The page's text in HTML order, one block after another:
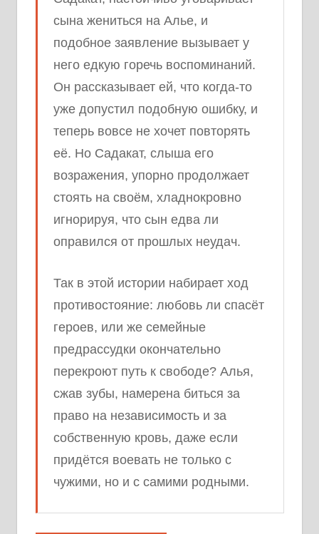
сына жениться на Алье, и
подобное заявление вызывает у
него едкую горечь воспоминаний.
Он рассказывает ей, что когда-то
уже допустил подобную ошибку, и
теперь вовсе не хочет повторять
её. Но Садакат, слыша его
возражения, упорно продолжает
стоять на своём, хладнокровно
игнорируя, что сын едва ли
оправился от прошлых неудач.
Так в этой истории набирает ход
противостояние: любовь ли спасёт
героев, или же семейные
предрассудки окончательно
перекроют путь к свободе? Алья,
сжав зубы, намерена биться за
право на независимость и за
собственную кровь, даже если
придётся воевать не только с
чужими, но и с самими родными.